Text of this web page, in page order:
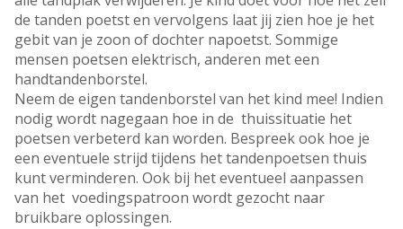
de tanden poetst en vervolgens laat jij zien hoe je het
gebit van je zoon of dochter napoetst. Sommige
mensen poetsen elektrisch, anderen met een
handtandenborstel.
Neem de eigen tandenborstel van het kind mee! Indien
nodig wordt nagegaan hoe in de thuissituatie het
poetsen verbeterd kan worden. Bespreek ook hoe je
een eventuele strijd tijdens het tandenpoetsen thuis
kunt verminderen. Ook bij het eventueel aanpassen
van het voedingspatroon wordt gezocht naar
bruikbare oplossingen.